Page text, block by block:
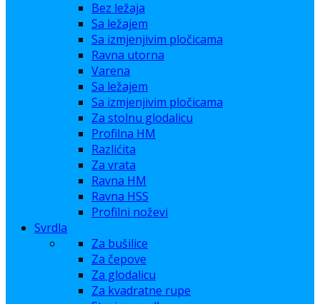
Bez ležaja
Sa ležajem
Sa izmjenjivim pločicama
Ravna utorna
Varena
Sa ležajem
Sa izmjenjivim pločicama
Za stolnu glodalicu
Profilna HM
Razlićita
Za vrata
Ravna HM
Ravna HSS
Profilni noževi
Svrdla
Za bušilice
Za čepove
Za glodalicu
Za kvadratne rupe